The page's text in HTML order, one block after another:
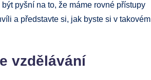
pyšní na to, že máme rovné přístupy
a představte si, jak byste si v takovém
vzdělávání